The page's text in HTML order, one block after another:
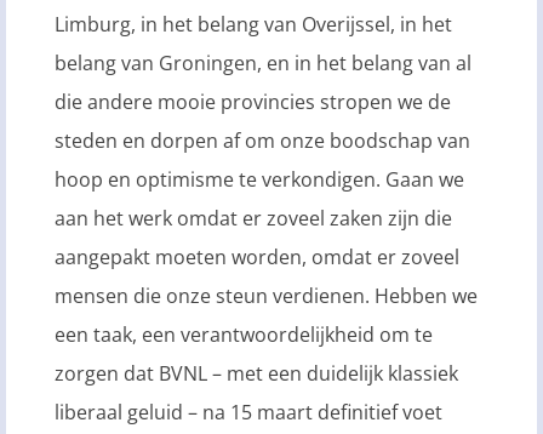
Limburg, in het belang van Overijssel, in het
belang van Groningen, en in het belang van al
die andere mooie provincies stropen we de
steden en dorpen af om onze boodschap van
hoop en optimisme te verkondigen. Gaan we
aan het werk omdat er zoveel zaken zijn die
aangepakt moeten worden, omdat er zoveel
mensen die onze steun verdienen. Hebben we
een taak, een verantwoordelijkheid om te
zorgen dat BVNL – met een duidelijk klassiek
liberaal geluid – na 15 maart definitief voet